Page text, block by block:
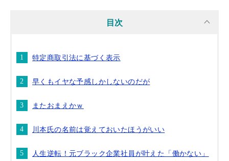
目次
特定商取引法に基づく表示
早くもイヤな予感しかしないのだが
またおまえかｗ
川本氏の名前は覚えておいたほうがいい
人生逆転！元ブラック企業社員が叶えた「働かない」